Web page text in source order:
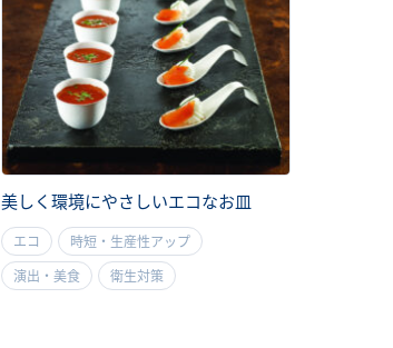
美しく環境にやさしいエコなお皿
エコ 時短・生産性アップ
演出・美食 衛生対策